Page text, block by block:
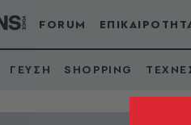
FORUM
ΓΕΥΣΗ SHOPPING